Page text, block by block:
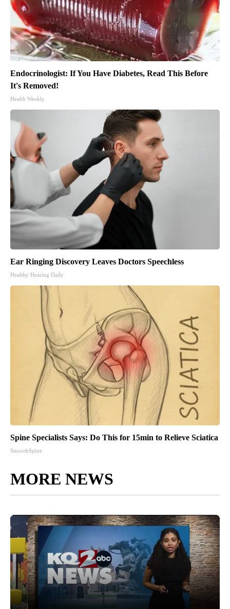
Endocrinologist: If You Have Diabetes, Read This Before
It's Removed!
Health Weekly
Ear Ringing Discovery Leaves Doctors Speechless
Healthy Hearing Daily
Spine Specialists Says: Do This for 15min to Relieve Sciatica
SmoothSpine
MORE NEWS